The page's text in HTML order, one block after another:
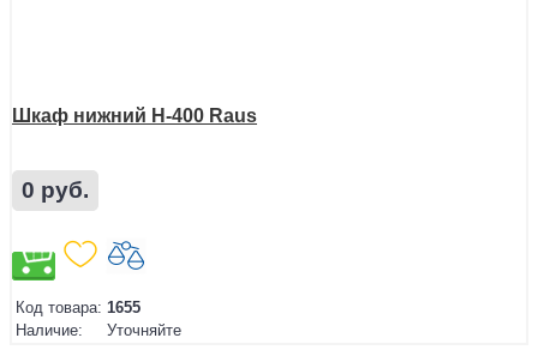
Шкаф нижний Н-400 Raus
0 руб.
Код товара: 1655
Наличие:
Уточняйте